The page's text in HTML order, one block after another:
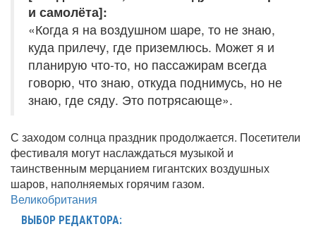
и самолёта]:
«Когда я на воздушном шаре, то не знаю,
куда прилечу, где приземлюсь. Может я и
планирую что-то, но пассажирам всегда
говорю, что знаю, откуда поднимусь, но не
знаю, где сяду. Это потрясающе».
С заходом солнца праздник продолжается. Посетители
фестиваля могут наслаждаться музыкой и
таинственным мерцанием гигантских воздушных
шаров, наполняемых горячим газом.
Великобритания
ВЫБОР РЕДАКТОРА: